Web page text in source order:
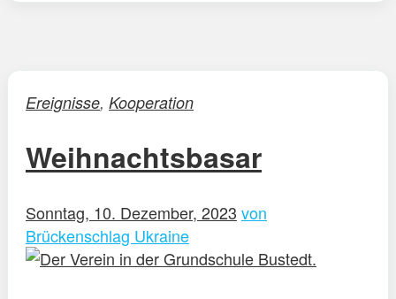
Ereignisse, Kooperation
Weihnachtsbasar
Sonntag, 10. Dezember, 2023 von
Brückenschlag Ukraine